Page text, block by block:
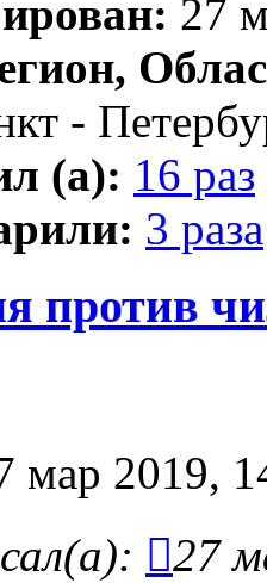
27
-
(а): 16 раз
3 раза
против
мар 2019,
27